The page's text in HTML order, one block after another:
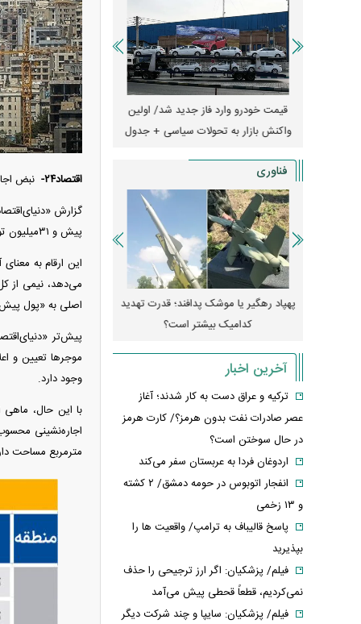
اقتصاد۲۴-
نبض
پیش و ۳۱‌میلیون تومان اجاره ماهانه است.
این ارقام به
اصلی به «پول
وجود دارد.
مترمربع مساحت دارند و
قیمت خودرو وارد فاز جدید شد/ اولین
واکنش بازار به تحولات سیاسی + جدول
هجوم خودروسازان
کارخانه‌های بحران‌زده
فناوری
پهپاد رهگیر یا موشک پدافند؛ قدرت تهدید
کدامیک بیشتر است؟
آخرین اخبار
ترکیه و عراق دست به کار شدند؛ آغاز
عصر صادرات نفت بدون هرمز؟/ کارت هرمز
در حال سوختن است؟
اردوغان فردا به عربستان سفر می‌کند
انفجار اتوبوس در حومه دمشق/ ۲ کشته
و ۱۳ زخمی
پاسخ قالیباف به ترامپ/ واقعیت ها را
بپذیرید
فیلم/ پزشکیان: اگر ارز ترجیحی را حذف
نمی‌کردیم، قطعاً قحطی پیش می‌آمد
فیلم/ پزشکیان: سایپا و چند شرکت دیگر